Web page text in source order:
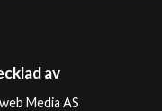
av
Media AS